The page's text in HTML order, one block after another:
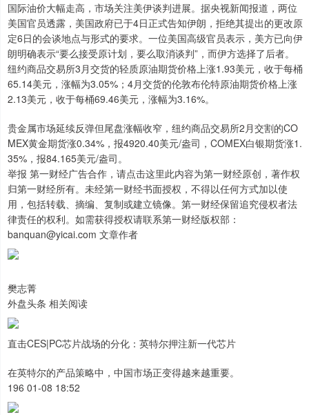
国际油价大幅走高，市场关注美伊谈判进展。据央视新闻报道，两位
美国官员透露，美国政府已于4日正式告知伊朗，拒绝其提出的更改原
定6日的会谈地点与形式的要求。一位美国高级官员表示，美方已向伊
朗明确表示“要么接受原计划，要么取消谈判”，而伊方选择了后者。
纽约商品交易所3月交货的轻质原油期货价格上涨1.93美元，收于每桶
65.14美元，涨幅为3.05%；4月交货的伦敦布伦特原油期货价格上涨
2.13美元，收于每桶69.46美元，涨幅为3.16%。
贵金属市场延续反弹但尾盘涨幅收窄，纽约商品交易所2月交割的CO
MEX黄金期货涨0.34%，报4920.40美元/盎司，COMEX白银期货涨1.
35%，报84.165美元/盎司。
举报 第一财经广告合作，请点击这里此内容为第一财经原创，著作权
归第一财经所有。未经第一财经书面授权，不得以任何方式加以使
用，包括转载、摘编、复制或建立镜像。第一财经保留追究侵权者法
律责任的权利。如需获得授权请联系第一财经版权部：
banquan@yicai.com 文章作者
樊志菁
外盘头条 相关阅读
直击CES|PC芯片战场的分化：英特尔押注新一代芯片
在英特尔的产品策略中，中国市场正变得越来越重要。
196 01-08 18:52